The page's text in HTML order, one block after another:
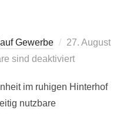
Gewerbe
Veröffentlicht
am
27. August
sind deaktiviert
im ruhigen Hinterhof
nutzbare